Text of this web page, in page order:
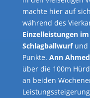
machte hier auf
während des
Einzelleistungen
Schlagballwurf und
Punkte. Ann Ahmed
über die 100m
an beiden